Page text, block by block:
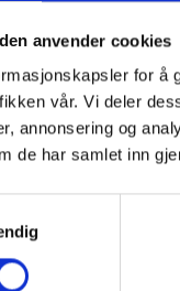
anvender cookies
for å
vår. Vi deler
annonsering og
de har samlet inn
MED
angre på at du ikke
i boka"Et Glutenfritt
kun havregryn og en
her er det mange
til sommer som til jul! : )